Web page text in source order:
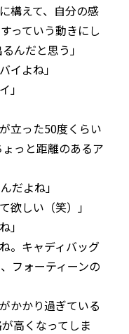
構えて、自分の感
っていう動きにし
んだと思う」
イよね」
」
立った50度くらい
っと距離のあるア
だよね」
欲しい（笑）」
」
。キャディバッグ
フォーティーンの
かかり過ぎている
高くなってしま